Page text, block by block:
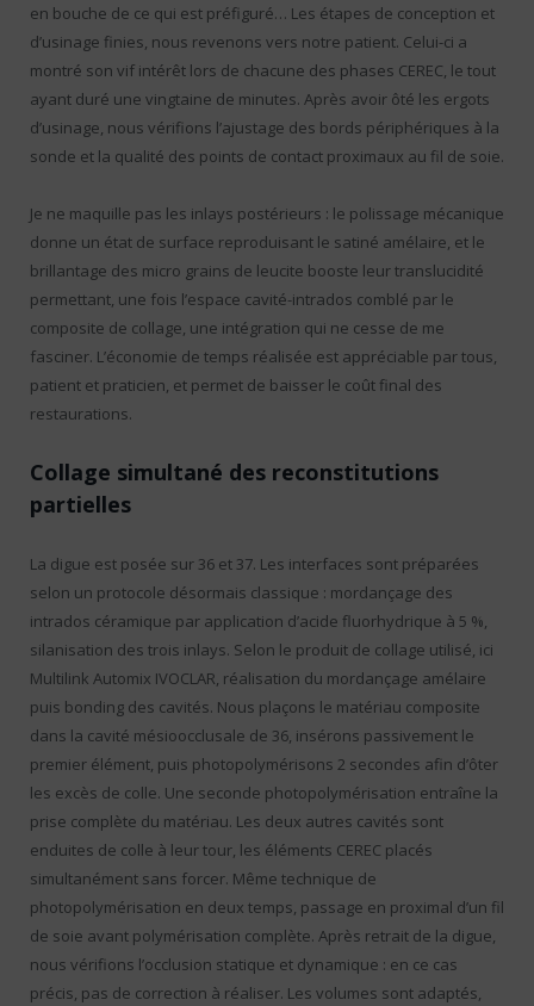
en bouche de ce qui est préfiguré… Les étapes de conception et
d’usinage finies, nous revenons vers notre patient. Celui-ci a
montré son vif intérêt lors de chacune des phases CEREC, le tout
ayant duré une vingtaine de minutes. Après avoir ôté les ergots
d’usinage, nous vérifions l’ajustage des bords périphériques à la
sonde et la qualité des points de contact proximaux au fil de soie.
Je ne maquille pas les inlays postérieurs : le polissage mécanique
donne un état de surface reproduisant le satiné amélaire, et le
brillantage des micro grains de leucite booste leur translucidité
permettant, une fois l’espace cavité-intrados comblé par le
composite de collage, une intégration qui ne cesse de me
fasciner. L’économie de temps réalisée est appréciable par tous,
patient et praticien, et permet de baisser le coût final des
restaurations.
Collage simultané des reconstitutions
partielles
La digue est posée sur 36 et 37. Les interfaces sont préparées
selon un protocole désormais classique : mordançage des
intrados céramique par application d’acide fluorhydrique à 5 %,
silanisation des trois inlays. Selon le produit de collage utilisé, ici
Multilink Automix IVOCLAR, réalisation du mordançage amélaire
puis bonding des cavités. Nous plaçons le matériau composite
dans la cavité mésioocclusale de 36, insérons passivement le
premier élément, puis photopolymérisons 2 secondes afin d’ôter
les excès de colle. Une seconde photopolymérisation entraîne la
prise complète du matériau. Les deux autres cavités sont
enduites de colle à leur tour, les éléments CEREC placés
simultanément sans forcer. Même technique de
photopolymérisation en deux temps, passage en proximal d’un fil
de soie avant polymérisation complète. Après retrait de la digue,
nous vérifions l’occlusion statique et dynamique : en ce cas
précis, pas de correction à réaliser. Les volumes sont adaptés,